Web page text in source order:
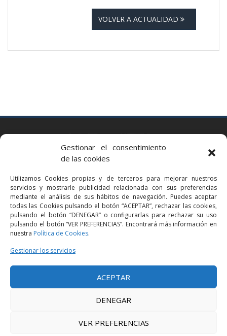
Gestionar el consentimiento
de las cookies
Utilizamos Cookies propias y de terceros para mejorar nuestros
servicios y mostrarle publicidad relacionada con sus preferencias
mediante el análisis de sus hábitos de navegación. Puedes aceptar
todas las Cookies pulsando el botón “ACEPTAR”, rechazar las cookies,
pulsando el botón “DENEGAR” o configurarlas para rechazar su uso
pulsando el botón “VER PREFERENCIAS”. Encontrará más información en
nuestra Política de Cookies.
Gestionar los servicios
ACEPTAR
DENEGAR
VER PREFERENCIAS
VOLVER A ACTUALIDAD
Via Augusta 2 bis, 3º, 08006 Barcelona
bcn@bellavistalegal.eu
GRANOLLERS
C/ Sant Jaume, 16 1r, 08401 Granollers (Bcn)
+34 93 860 39 60
grn@bellavistalegal.eu
MADRID
+34 91 431 98 21 | +34 91 431 98 95
mad@bellavistalegal.eu
© 2016 Bellavista Legal - Todos los derechos reservados -